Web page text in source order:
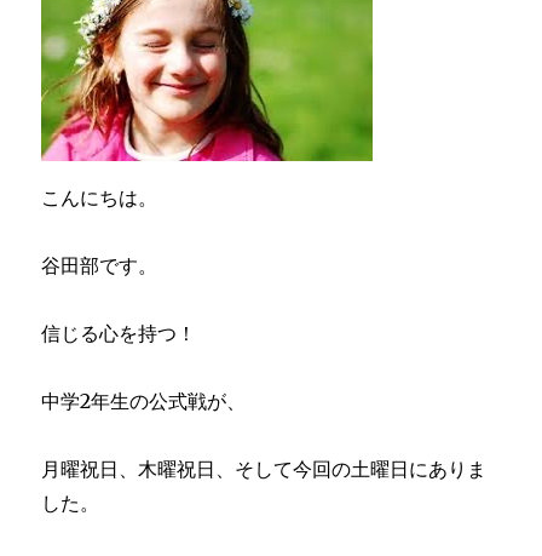
こんにちは。
谷田部です。
信じる心を持つ！
中学2年生の公式戦が、
月曜祝日、木曜祝日、そして今回の土曜日にありま
した。